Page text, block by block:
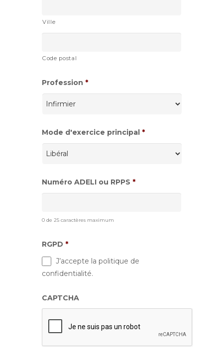
Ville
Code postal
Profession *
Mode d'exercice principal *
Numéro ADELI ou RPPS *
0 de 25 caractères maximum
RGPD *
J’accepte la politique de
confidentialité.
CAPTCHA